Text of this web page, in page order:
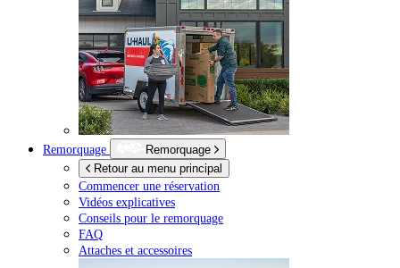
Remorquage
Remorquage
Retour au menu principal
Commencer une réservation
Vidéos explicatives
Conseils pour le remorquage
FAQ
Attaches et accessoires